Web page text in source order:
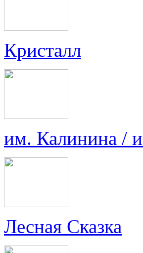
Кристалл
им. Калинина /
Лесная Сказка